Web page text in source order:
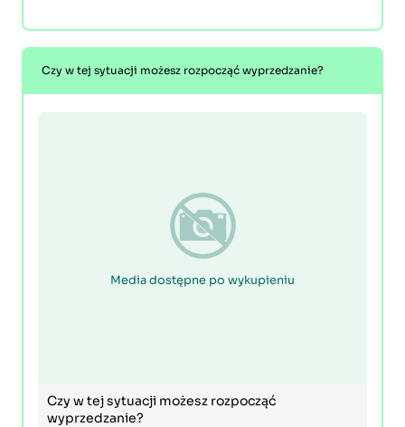
Czy w tej sytuacji możesz rozpocząć wyprzedzanie?
Media dostępne po wykupieniu
Czy w tej sytuacji możesz rozpocząć
wyprzedzanie?